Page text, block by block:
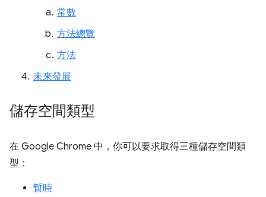
常數
方法總覽
方法
未來發展
儲存空間類型
在 Google Chrome 中，你可以要求取得三種儲存空間類
型：
暫時